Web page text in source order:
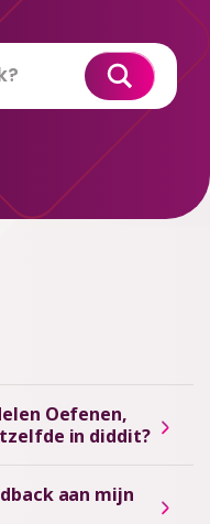
Oefenen,
in diddit?
aan mijn